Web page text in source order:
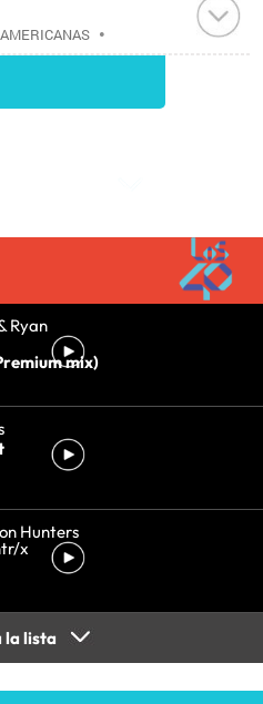
•
SERIES•
•MEDIOS
Ryan
mix)
Hunters
x
la lista